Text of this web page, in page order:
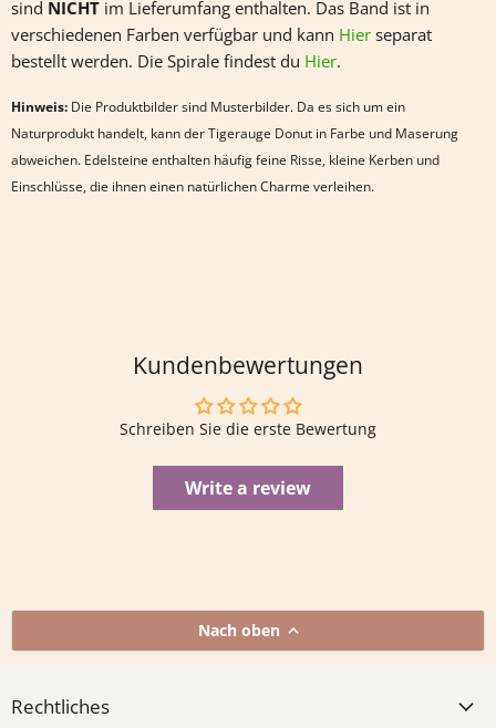
sind NICHT im Lieferumfang enthalten. Das Band ist in
verschiedenen Farben verfügbar und kann Hier separat
bestellt werden. Die Spirale findest du Hier.
Hinweis: Die Produktbilder sind Musterbilder. Da es sich um ein
Naturprodukt handelt, kann der Tigerauge Donut in Farbe und Maserung
abweichen. Edelsteine enthalten häufig feine Risse, kleine Kerben und
Einschlüsse, die ihnen einen natürlichen Charme verleihen.
Kundenbewertungen
Schreiben Sie die erste Bewertung
Write a review
Nach oben
Rechtliches